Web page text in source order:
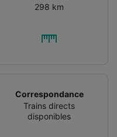
298 km
Correspondance
Trains directs
disponibles